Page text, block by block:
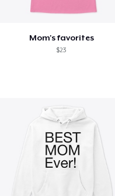
Mom's favorites
$23